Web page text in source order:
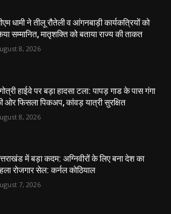
धामी ने तीलू रौतेली व आंगनबाड़ी कार्यकत्रियों को
सम्मानित, मातृशक्ति को बताया राज्य की ताकत
8, 2026
हाईवे पर बड़ा हादसा टला: पापड़ गाड के पास गंगा
ओर फिसला पिकअप, कांवड़ यात्री सुरक्षित
8, 2026
में बड़ा कदम: अग्निवीरों के लिए बना देश का
रोजगार सेल: कर्नल कोठियाल
7, 2026